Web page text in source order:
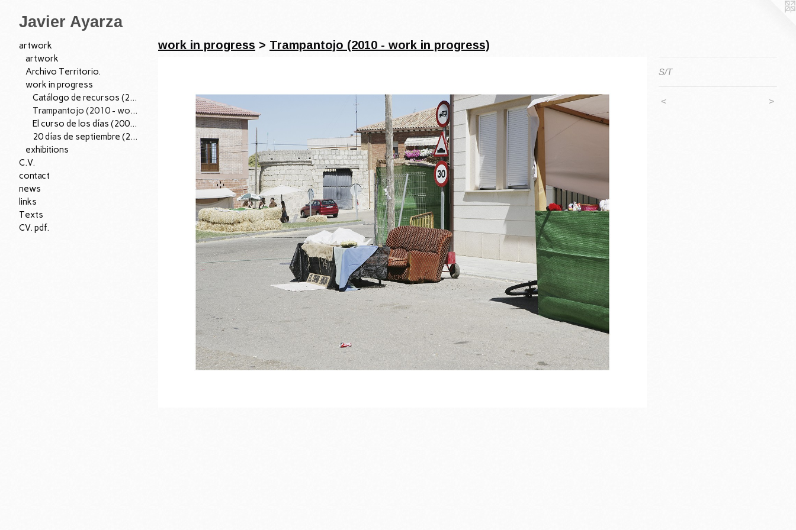
Javier Ayarza
artwork
artwork
Archivo Territorio.
work in progress
Catálogo de recursos (2014 - work in progress)
Trampantojo (2010 - work in progress)
El curso de los días (2009 - work in progress)
20 días de septiembre (2009 - work in progress)
exhibitions
C.V.
contact
news
links
Texts
CV. pdf.
work in progress > Trampantojo (2010 - work in progress)
S/T
< >